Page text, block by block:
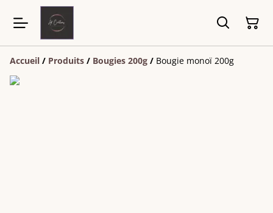
Accueil / Produits / Bougies 200g / Bougie monoï 200g